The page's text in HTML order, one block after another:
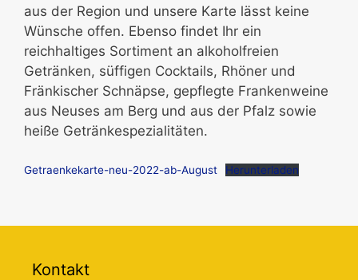
aus der Region und unsere Karte lässt keine
Wünsche offen. Ebenso findet Ihr ein
reichhaltiges Sortiment an alkoholfreien
Getränken, süffigen Cocktails, Rhöner und
Fränkischer Schnäpse, gepflegte Frankenweine
aus Neuses am Berg und aus der Pfalz sowie
heiße Getränkespezialitäten.
Getraenkekarte-neu-2022-ab-August Herunterladen
Kontakt